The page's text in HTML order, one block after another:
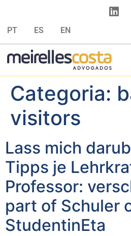
PT ES EN
Categoria:
visitors
Lass mich
Tipps je
Professor:
part of Schuler
StudentinEta